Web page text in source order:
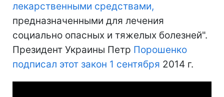
лекарственными средствами,
предназначенными для лечения
социально опасных и тяжелых болезней".
Президент Украины Петр Порошенко
подписал этот закон 1 сентября 2014 г.